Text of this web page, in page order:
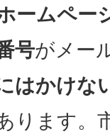
ームペー
号がメー
はかけな
ります。